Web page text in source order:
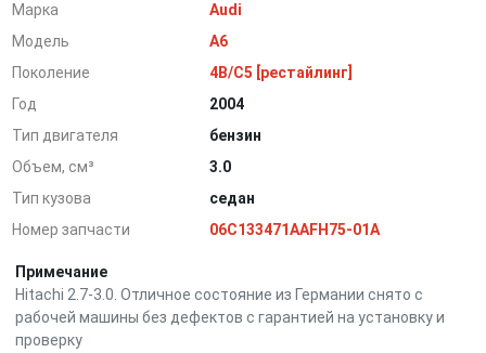
Марка
Audi
Модель
A6
Поколение
4B/C5 [рестайлинг]
Год
2004
Тип двигателя
бензин
Объем, см³
3.0
Тип кузова
седан
Номер запчасти
06C133471AAFH75-01A
Примечание
Hitachi 2.7-3.0. Отличное состояние из Германии снято с
рабочей машины без дефектов с гарантией на установку и
проверку